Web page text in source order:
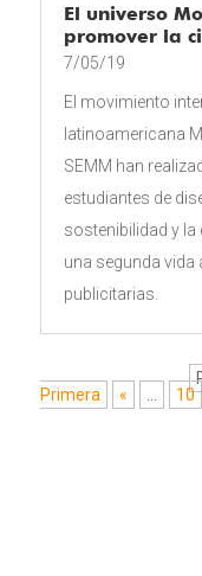
El universo
promover la
7/05/19
El movimiento
latinoamericana
SEMM han
estudiantes de
sostenibilidad y la
una segunda vida
publicitarias.
Primera
« 10